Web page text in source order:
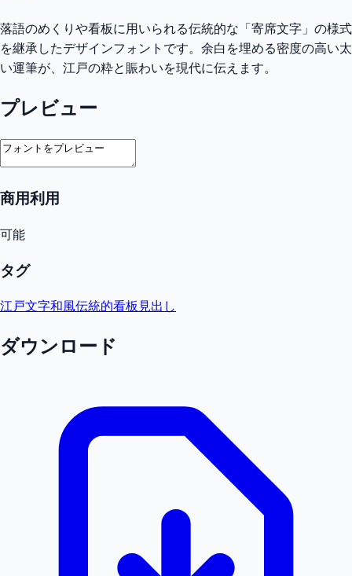
落語のめくりや看板に用いられる伝統的な「寄席文字」の様式
を継承したデザインフォントです。余白を埋める密度の高い太
い運筆が、江戸の粋と賑わいを現代に伝えます。
プレビュー
商用利用
可能
タグ
江戸文字和風伝統的看板 見出し
ダウンロード